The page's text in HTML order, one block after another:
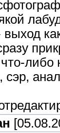
выход
либо
сэр,